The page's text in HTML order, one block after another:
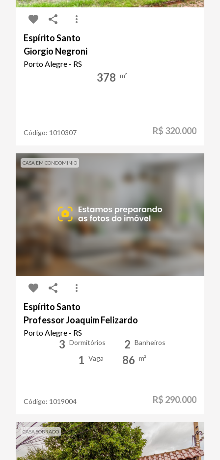
Espírito Santo
Giorgio Negroni
Porto Alegre - RS
378 m²
Código: 1010307 R$ 320.000
CASA EM CONDOMINIO
Espírito Santo
Professor Joaquim Felizardo
Porto Alegre - RS
3 Dormitórios 2 Banheiros
1 Vaga 86 m²
Código: 1019004 R$ 290.000
CASA SOBRADO